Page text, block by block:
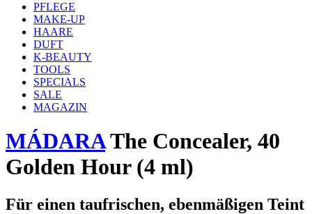
PFLEGE
MAKE-UP
HAARE
DUFT
K-BEAUTY
TOOLS
SPECIALS
SALE
MAGAZIN
MÁDARAThe Concealer, 40
Golden Hour (4 ml)
Für einen taufrischen, ebenmäßigen Teint